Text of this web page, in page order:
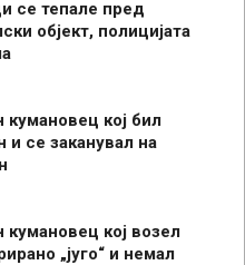
се тепале пред
објект, полицијата
кој бил
и се заканувал на
кој возел
„југо“ и немал